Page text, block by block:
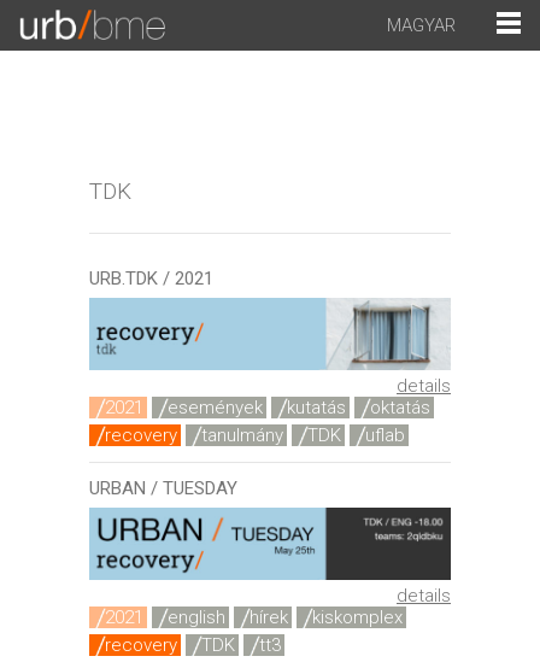
MAGYAR
TDK
URB.TDK / 2021
details
2021
események kutatás
oktatás
recovery
tanulmány TDK uflab
URBAN / TUESDAY
details
2021
english hírek
kiskomplex
recovery
TDK tt3